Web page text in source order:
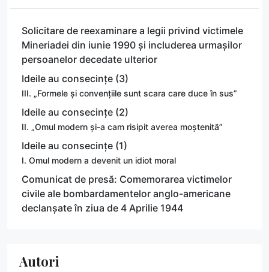
Solicitare de reexaminare a legii privind victimele
Mineriadei din iunie 1990 și includerea urmașilor
persoanelor decedate ulterior
Ideile au consecințe (3)
III. „Formele și convențiile sunt scara care duce în sus”
Ideile au consecințe (2)
II. „Omul modern și-a cam risipit averea moștenită”
Ideile au consecințe (1)
I. Omul modern a devenit un idiot moral
Comunicat de presă: Comemorarea victimelor
civile ale bombardamentelor anglo-americane
declanșate în ziua de 4 Aprilie 1944
Autori